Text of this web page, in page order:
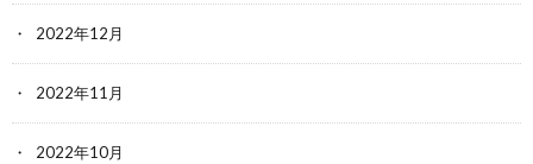
2022年12月
2022年11月
2022年10月